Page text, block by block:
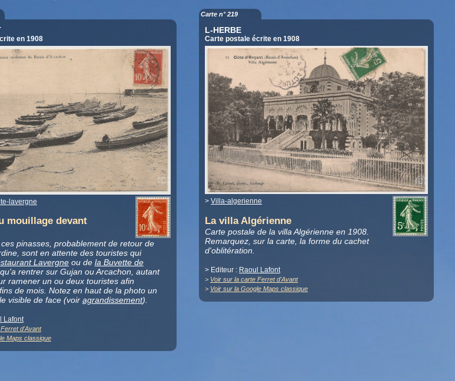
en 1908
lavergne
mouillage devant
pinasses, probablement de retour de
sont en attente des touristes qui
Lavergneou de la Buvette de
rentrer sur Gujan ou Arcachon, autant
ramener un ou deux touristes afin
de mois. Notez en haut de la photo un
visible de face (voir agrandissement).
Lafont
d'Avant
Maps classique
Carte n° 219
L-HERBE
Carte postale écrite en 1908
>Villa-algerienne
La villa Algérienne
Carte postale de la villa Algérienne en 1908.
Remarquez, sur la carte, la forme du cachet
d'oblitération.
> Editeur : Raoul Lafont
> Voir sur la carte Ferret d'Avant
> Voir sur la Google Maps classique